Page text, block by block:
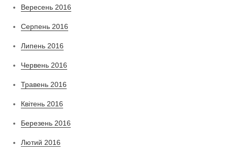
Вересень 2016
Серпень 2016
Липень 2016
Червень 2016
Травень 2016
Квітень 2016
Березень 2016
Лютий 2016